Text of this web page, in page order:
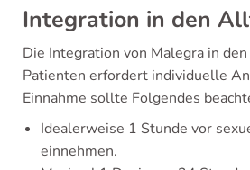
Integration in den
Die Integration von Malegra in
Patienten erfordert individuelle
Einnahme sollte Folgendes
Idealerweise 1 Stunde vor
einnehmen.